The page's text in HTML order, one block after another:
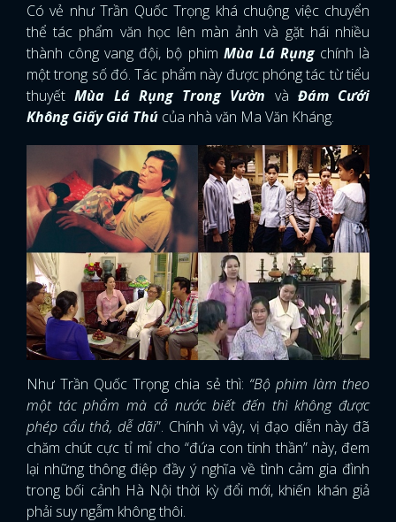
Có vẻ như Trần Quốc Trọng khá chuộng việc chuyển
thể tác phẩm văn học lên màn ảnh và gặt hái nhiều
thành công vang đội, bộ phim Mùa Lá Rụngchính là
một trong số đó. Tác phẩm này được phóng tác từ tiểu
thuyếtMùa Lá Rụng Trong Vườn và Đám Cưới
Không Giấy Giá Thú của nhà văn Ma Văn Kháng.
Như Trần Quốc Trọng chia sẻ thì: “Bộ phim làm theo
một tác phẩm mà cả nước biết đến thì không được
phép cẩu thả, dễ dãi”. Chính vì vậy, vị đạo diễn này đã
chăm chút cực tỉ mỉ cho “đứa con tinh thần” này, đem
lại những thông điệp đầy ý nghĩa về tình cảm gia đình
trong bối cảnh Hà Nội thời kỳ đổi mới, khiến khán giả
phải suy ngẫm không thôi.